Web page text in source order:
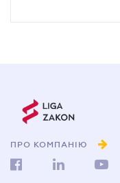
ПРО КОМПАНІЮ